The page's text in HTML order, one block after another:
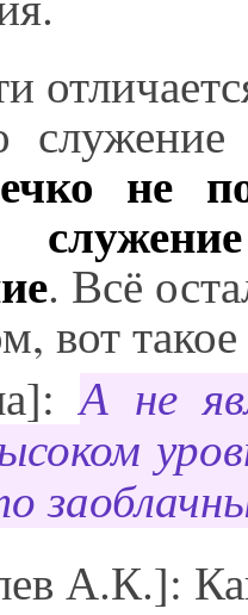
не
. Всё
вот
А не
А.К.]: